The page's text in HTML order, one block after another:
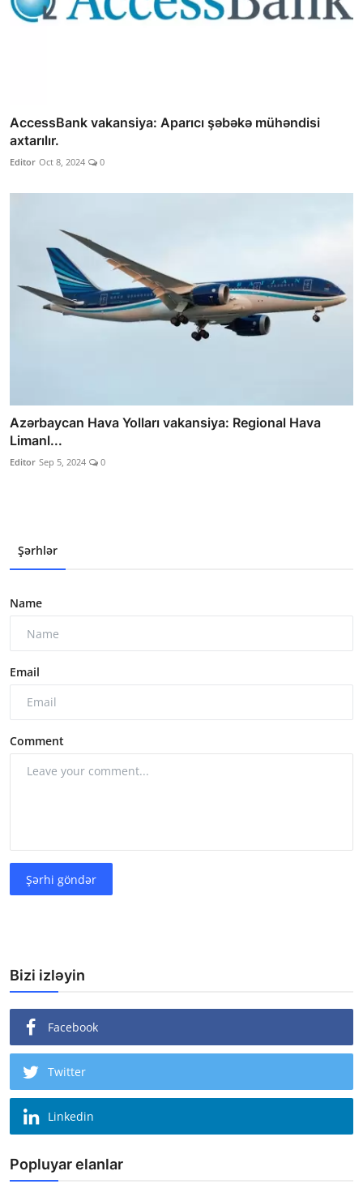
AccessBank vakansiya: Aparıcı şəbəkə mühəndisi
axtarılır.
Editor Oct 8, 2024 0
Azərbaycan Hava Yolları vakansiya: Regional Hava
Limanl...
Editor Sep 5, 2024 0
Şərhlər
Name
Email
Comment
Şərhi göndər
Bizi izləyin
Facebook
Twitter
Linkedin
Popluyar elanlar